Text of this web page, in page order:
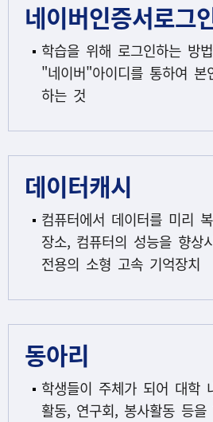
네이버인증서로그
학습을 위해 로그인하는 방
"네이버"아이디를 통하여 본
하는 것
데이터캐시
컴퓨터에서 데이터를 미리
장소, 컴퓨터의 성능을 향상
전용의 소형 고속 기억장치
동아리
학생들이 주체가 되어 대학
활동, 연구회, 봉사활동 등